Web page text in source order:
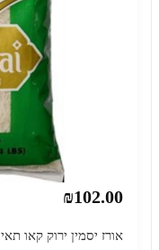
₪102.00
אורז יסמין ירוק קאו תאי – 1 ק"ג × 12 יחידות